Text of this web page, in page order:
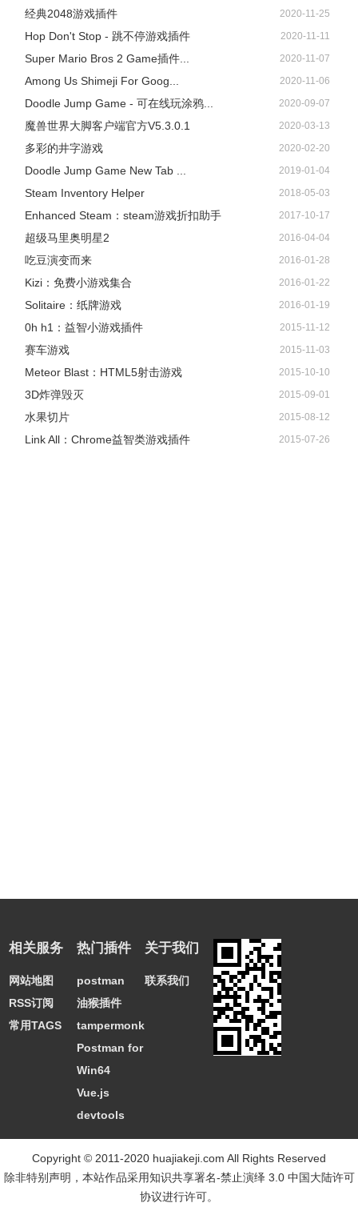
经典2048游戏插件 2020-11-25
Hop Don't Stop - 跳不停游戏插件 2020-11-11
Super Mario Bros 2 Game插件... 2020-11-07
Among Us Shimeji For Goog... 2020-11-06
Doodle Jump Game - 可在线玩涂鸦... 2020-09-07
魔兽世界大脚客户端官方V5.3.0.1 2020-03-13
多彩的井字游戏 2020-02-20
Doodle Jump Game New Tab ... 2019-01-04
Steam Inventory Helper 2018-05-03
Enhanced Steam：steam游戏折扣助手 2017-10-17
超级马里奥明星2 2016-04-04
吃豆演变而来 2016-01-28
Kizi：免费小游戏集合 2016-01-22
Solitaire：纸牌游戏 2016-01-19
0h h1：益智小游戏插件 2015-11-12
赛车游戏 2015-11-03
Meteor Blast：HTML5射击游戏 2015-10-10
3D炸弹毁灭 2015-09-01
水果切片 2015-08-12
Link All：Chrome益智类游戏插件 2015-07-26
相关服务
网站地图
RSS订阅
常用TAGS
热门插件
postman
油猴插件
tampermonkey
Postman for
Win64
Vue.js
devtools
关于我们
联系我们
Copyright © 2011-2020 huajiakeji.com All Rights Reserved
除非特别声明，本站作品采用知识共享署名-禁止演绎 3.0 中国大陆许可
协议进行许可。